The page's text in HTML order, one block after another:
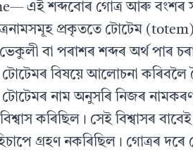
এই শব্দবোৰ গোত্ৰ আৰু বংশৰ
প্ৰকৃততে টোটেম
বা পৰাশৰ শব্দৰ অৰ্থ পাৰ
টোটেমৰ বিষয়ে আলোচনা
নাম অনুসৰি নিজৰ
কৰিছিল। সেই বিশ্বাসৰ
গ্ৰহণ নকৰিছিল। গোত্ৰৰ